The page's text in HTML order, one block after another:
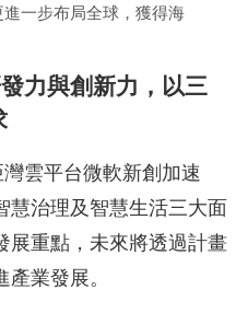
一步布局全球，獲得海
力與創新力，以三
雲平台微軟新創加速
慧治理及智慧生活三大面
展重點，未來將透過計畫
業發展。